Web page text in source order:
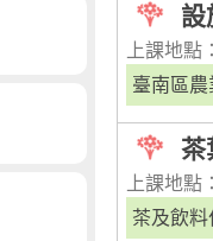
設
上課地點：
臺南區
茶
上課地點：
茶及飲料